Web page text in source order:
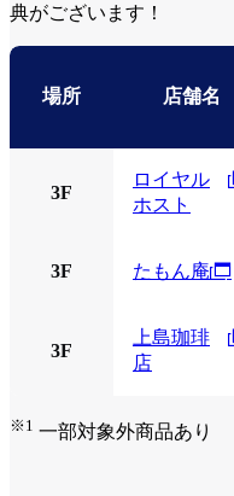
典がございます！
場所 店舗名
3F
ロイヤル
ホスト
3F たもん庵
3F
上島珈琲
店
※1 一部対象外商品あり